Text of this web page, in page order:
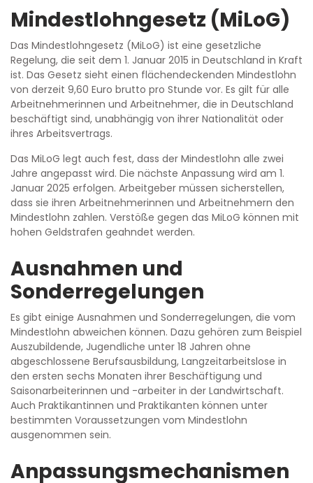
Mindestlohngesetz (MiLoG)
Das Mindestlohngesetz (MiLoG) ist eine gesetzliche
Regelung, die seit dem 1. Januar 2015 in Deutschland in Kraft
ist. Das Gesetz sieht einen flächendeckenden Mindestlohn
von derzeit 9,60 Euro brutto pro Stunde vor. Es gilt für alle
Arbeitnehmerinnen und Arbeitnehmer, die in Deutschland
beschäftigt sind, unabhängig von ihrer Nationalität oder
ihres Arbeitsvertrags.
Das MiLoG legt auch fest, dass der Mindestlohn alle zwei
Jahre angepasst wird. Die nächste Anpassung wird am 1.
Januar 2025 erfolgen. Arbeitgeber müssen sicherstellen,
dass sie ihren Arbeitnehmerinnen und Arbeitnehmern den
Mindestlohn zahlen. Verstöße gegen das MiLoG können mit
hohen Geldstrafen geahndet werden.
Ausnahmen und
Sonderregelungen
Es gibt einige Ausnahmen und Sonderregelungen, die vom
Mindestlohn abweichen können. Dazu gehören zum Beispiel
Auszubildende, Jugendliche unter 18 Jahren ohne
abgeschlossene Berufsausbildung, Langzeitarbeitslose in
den ersten sechs Monaten ihrer Beschäftigung und
Saisonarbeiterinnen und -arbeiter in der Landwirtschaft.
Auch Praktikantinnen und Praktikanten können unter
bestimmten Voraussetzungen vom Mindestlohn
ausgenommen sein.
Anpassungsmechanismen